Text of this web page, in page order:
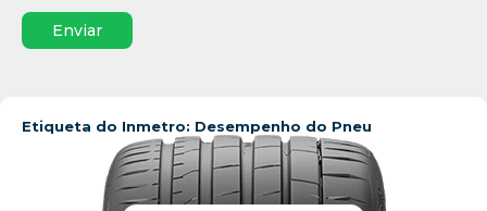
Enviar
Etiqueta do Inmetro: Desempenho do Pneu